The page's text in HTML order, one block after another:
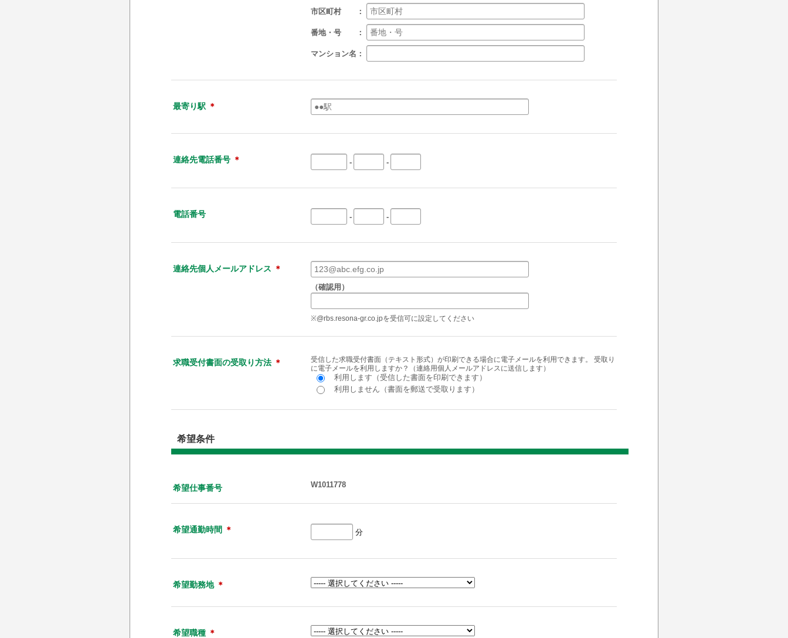
市区町村 ：
番地・号 ：
マンション名：
最寄り駅 ＊
連絡先電話番号 ＊ - -
電話番号 - -
連絡先個人メールアドレス ＊
（確認用）
※@rbs.resona-gr.co.jpを受信可に設定してください
求職受付書面の受取り方法 ＊
受信した求職受付書面（テキスト形式）が印刷できる場合に電子メールを利用できます。 受取り
に電子メールを利用しますか？（連絡用個人メールアドレスに送信します）
利用します（受信した書面を印刷できます）
利用しません（書面を郵送で受取ります）
希望条件
希望仕事番号 W1011778
希望通勤時間 ＊ 分
希望勤務地 ＊
希望職種 ＊